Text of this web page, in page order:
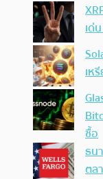
เด่
เห
ซื้อ
ธน
ตล